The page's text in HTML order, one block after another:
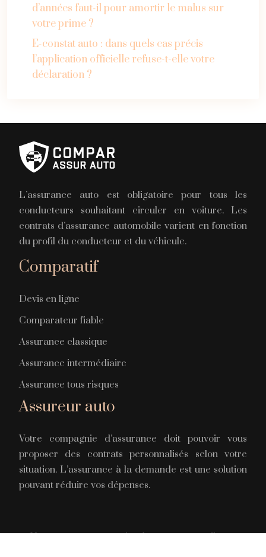
d’années faut-il pour amortir le malus sur
votre prime ?
E-constat auto : dans quels cas précis
l’application officielle refuse-t-elle votre
déclaration ?
L’assurance auto est obligatoire pour tous les
conducteurs souhaitant circuler en voiture. Les
contrats d’assurance automobile varient en fonction
du profil du conducteur et du véhicule.
Comparatif
Devis en ligne
Comparateur fiable
Assurance classique
Assurance intermédiaire
Assurance tous risques
Assureur auto
Votre compagnie d’assurance doit pouvoir vous
proposer des contrats personnalisés selon votre
situation. L’assurance à la demande est une solution
pouvant réduire vos dépenses.
Une assurance pour circuler en toute confiance